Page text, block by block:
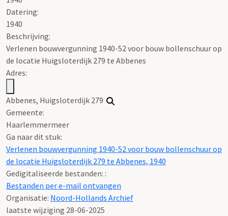
Datering:
1940
Beschrijving:
Verlenen bouwvergunning 1940-52 voor bouw bollenschuur op
de locatie Huigsloterdijk 279 te Abbenes
Adres:
Abbenes, Huigsloterdijk 279
Gemeente:
Haarlemmermeer
Ga naar dit stuk:
Verlenen bouwvergunning 1940-52 voor bouw bollenschuur op
de locatie Huigsloterdijk 279 te Abbenes, 1940
Gedigitaliseerde bestanden: :
Bestanden per e-mail ontvangen
Organisatie: Noord-Hollands Archief
laatste wijziging 28-06-2025